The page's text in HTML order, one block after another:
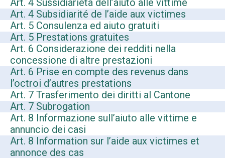
Art. 4 Sussidiarietà dell’aiuto alle vittime
Art. 4 Subsidiarité de l’aide aux victimes
Art. 5 Consulenza ed aiuto gratuiti
Art. 5 Prestations gratuites
Art. 6 Considerazione dei redditi nella
concessione di altre prestazioni
Art. 6 Prise en compte des revenus dans
l’octroi d’autres prestations
Art. 7 Trasferimento dei diritti al Cantone
Art. 7 Subrogation
Art. 8 Informazione sull’aiuto alle vittime e
annuncio dei casi
Art. 8 Information sur l’aide aux victimes et
annonce des cas